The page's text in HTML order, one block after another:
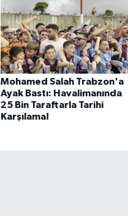
Mohamed Salah Trabzon'a
Ayak Bastı: Havalimanında
25 Bin Taraftarla Tarihi
Karşılama!